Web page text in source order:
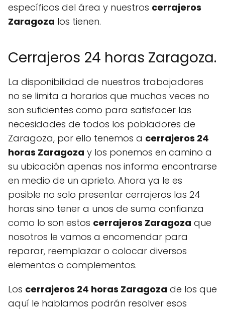
específicos del área y nuestros cerrajeros
Zaragoza los tienen.
Cerrajeros 24 horas Zaragoza.
La disponibilidad de nuestros trabajadores
no se limita a horarios que muchas veces no
son suficientes como para satisfacer las
necesidades de todos los pobladores de
Zaragoza, por ello tenemos a cerrajeros 24
horas Zaragoza y los ponemos en camino a
su ubicación apenas nos informa encontrarse
en medio de un aprieto. Ahora ya le es
posible no solo presentar cerrajeros las 24
horas sino tener a unos de suma confianza
como lo son estos cerrajeros Zaragoza que
nosotros le vamos a encomendar para
reparar, reemplazar o colocar diversos
elementos o complementos.
Los cerrajeros 24 horas Zaragoza de los que
aquí le hablamos podrán resolver esos